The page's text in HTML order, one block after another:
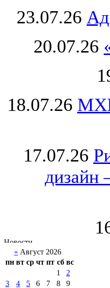
23.07.26
20.07.26
18.07.26
17.07.26
дизайн
« Август 2026
пн вт ср чт пт сб вс
1
2
3
4 5 6 7 8
9